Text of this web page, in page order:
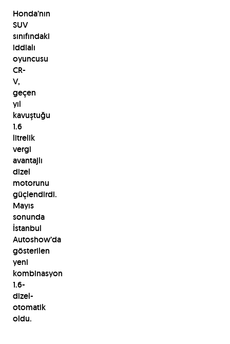
Honda’nın
SUV
sınıfındaki
iddialı
oyuncusu
CR-
V,
geçen
yıl
kavuştuğu
1.6
litrelik
vergi
avantajlı
dizel
motorunu
güçlendirdi.
Mayıs
sonunda
İstanbul
Autoshow’da
gösterilen
yeni
kombinasyon
1.6-
dizel-
otomatik
oldu.